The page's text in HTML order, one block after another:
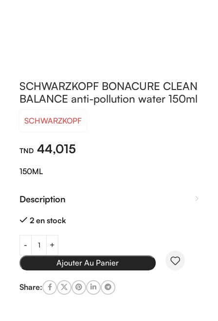
SCHWARZKOPF BONACURE CLEAN
BALANCE anti-pollution water 150ml
SCHWARZKOPF
44,015
150ML
Description
2 en stock
Ajouter Au Panier
Share: